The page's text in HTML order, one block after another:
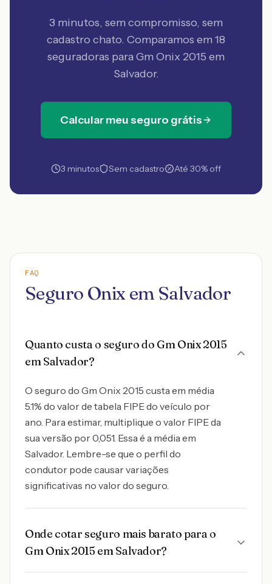
3 minutos, sem compromisso, sem
cadastro chato. Comparamos em 18
seguradoras para Gm Onix 2015 em
Salvador.
Calcular meu seguro grátis
3 minutos Sem cadastro Até 30% off
FAQ
Seguro Onix em Salvador
Quanto custa o seguro do Gm Onix 2015
em Salvador?
O seguro do Gm Onix 2015 custa em média
5.1% do valor de tabela FIPE do veículo por
ano. Para estimar, multiplique o valor FIPE da
sua versão por 0,051. Essa é a média em
Salvador. Lembre-se que o perfil do
condutor pode causar variações
significativas no valor do seguro.
Onde cotar seguro mais barato para o
Gm Onix 2015 em Salvador?